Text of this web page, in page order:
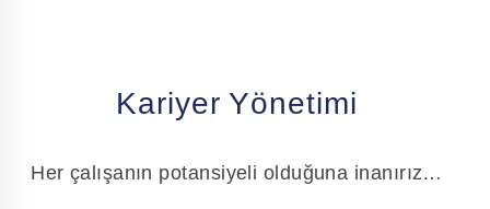
Kariyer Yönetimi
Her çalışanın potansiyeli olduğuna inanırız…